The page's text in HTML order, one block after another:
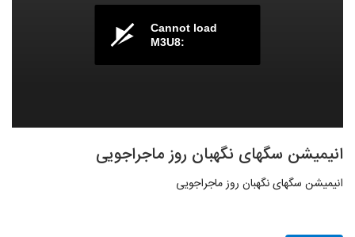
Cannot load
M3U8:
انیمیشن سگهای نگهبان روز ماجراجویی
انیمیشن سگهای نگهبان روز ماجراجویی